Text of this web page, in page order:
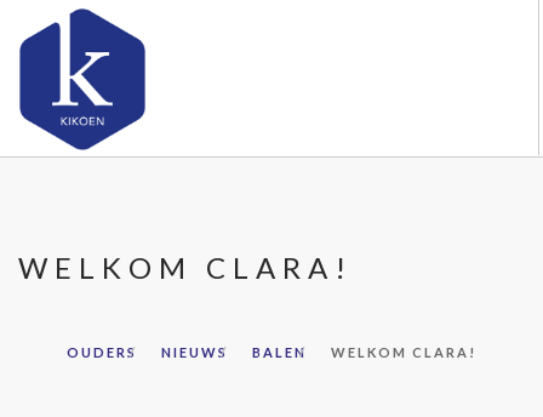
VACATURES
CONTACT
WELKOM CLARA!
OUDERS NIEUWS BALEN WELKOM CLARA!